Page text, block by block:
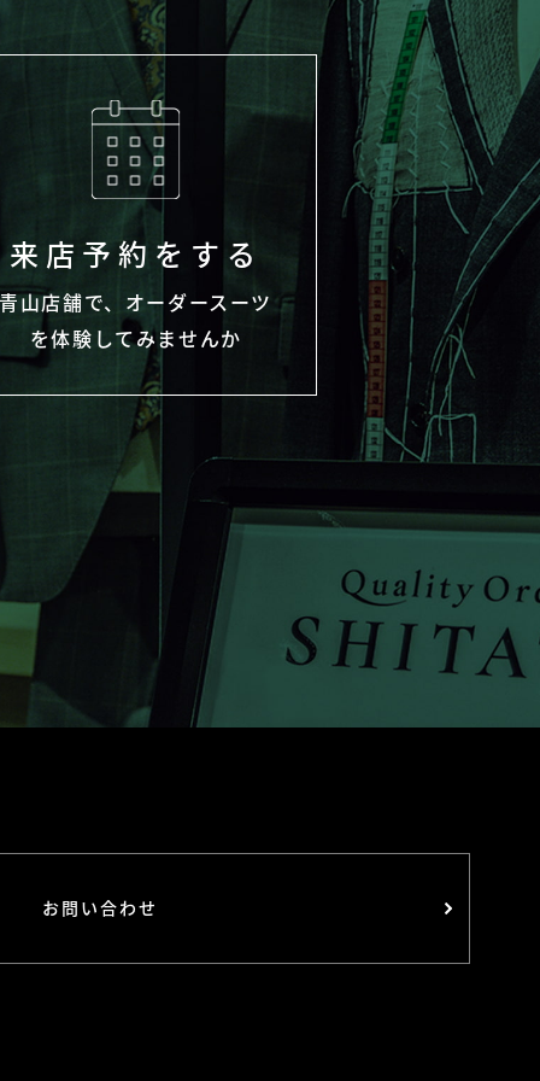
来店予約をする
青山店舗で、オーダースーツ
を体験してみませんか
お問い合わせ